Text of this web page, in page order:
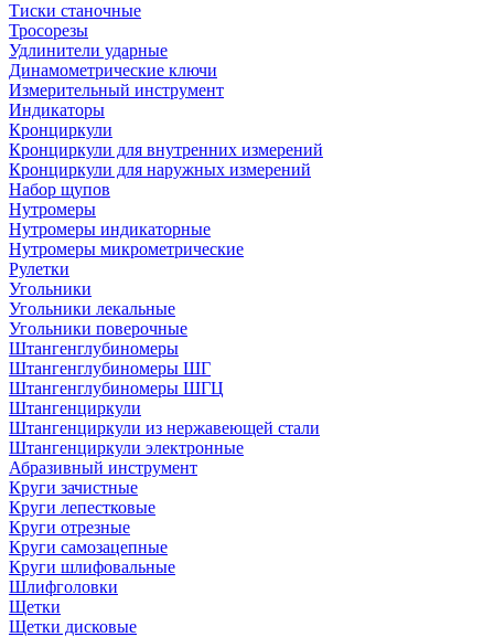
Тиски станочные
Тросорезы
Удлинители ударные
Динамометрические ключи
Измерительный инструмент
Индикаторы
Кронциркули
Кронциркули для внутренних измерений
Кронциркули для наружных измерений
Набор щупов
Нутромеры
Нутромеры индикаторные
Нутромеры микрометрические
Рулетки
Угольники
Угольники лекальные
Угольники поверочные
Штангенглубиномеры
Штангенглубиномеры ШГ
Штангенглубиномеры ШГЦ
Штангенциркули
Штангенциркули из нержавеющей стали
Штангенциркули электронные
Абразивный инструмент
Круги зачистные
Круги лепестковые
Круги отрезные
Круги самозацепные
Круги шлифовальные
Шлифголовки
Щетки
Щетки дисковые